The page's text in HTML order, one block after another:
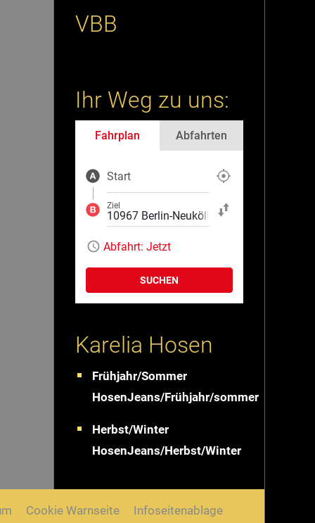
VBB
Ihr Weg zu uns:
Fahrplan Abfahrten
Start
Ziel
Start und Ziel tauschen
Abfahrt: Jetzt
SUCHEN
Karelia Hosen
Frühjahr/Sommer
HosenJeans/Frühjahr/sommer
Herbst/Winter
HosenJeans/Herbst/Winter
Cookie Warnseite Infoseitenablage